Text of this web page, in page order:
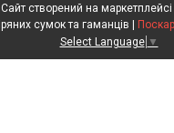
Сайт створений на маркетплейсі
HandWork Studio - Інтернет магазин шкіряних сумок та гаманців |
Select Language ▼